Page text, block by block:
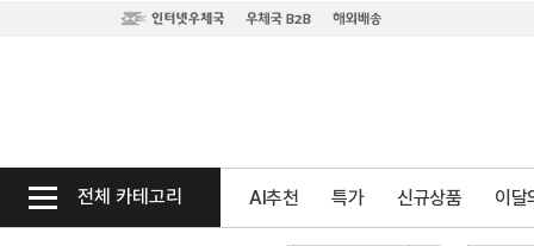
전체 카테고리 AI추천 특가 신규상품 이달